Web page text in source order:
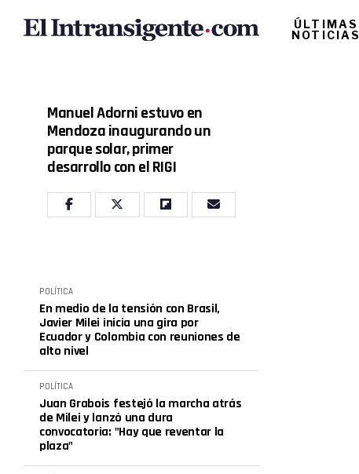
ÚLTIMAS
NOTICIAS
Manuel Adorni estuvo en
Mendoza inaugurando un
parque solar, primer
desarrollo con el RIGI
POLÍTICA
En medio de la tensión con Brasil,
Javier Milei inicia una gira por
Ecuador y Colombia con reuniones de
alto nivel
POLÍTICA
Juan Grabois festejó la marcha atrás
de Milei y lanzó una dura
convocatoria: "Hay que reventar la
plaza"